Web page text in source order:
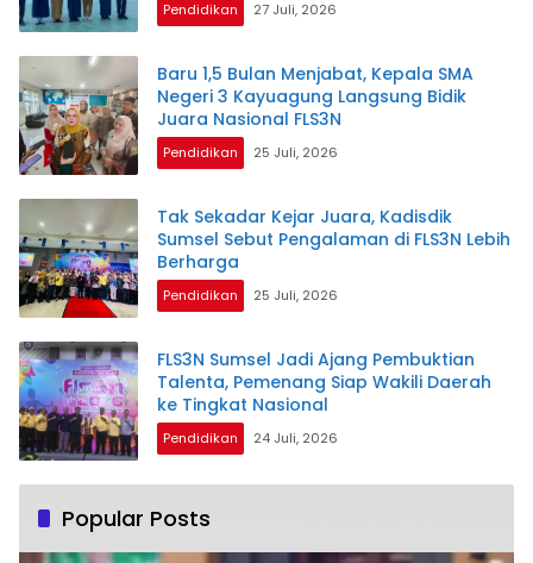
Pendidikan 27 Juli, 2026
Baru 1,5 Bulan Menjabat, Kepala SMA
Negeri 3 Kayuagung Langsung Bidik
Juara Nasional FLS3N
Pendidikan 25 Juli, 2026
Tak Sekadar Kejar Juara, Kadisdik
Sumsel Sebut Pengalaman di FLS3N Lebih
Berharga
Pendidikan 25 Juli, 2026
FLS3N Sumsel Jadi Ajang Pembuktian
Talenta, Pemenang Siap Wakili Daerah
ke Tingkat Nasional
Pendidikan 24 Juli, 2026
Popular Posts